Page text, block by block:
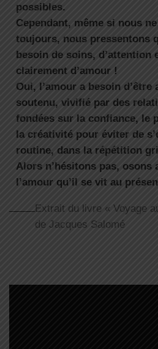
possibles.
Cependant, même si nous
toujours, nous pressentons
besoin de soins, d’attention
clairement d’amour !
Oui, l’amour a besoin d’être
soutenu, vivifié par des
fondées sur la confiance, le
la créativité pour éviter de
routine, dans la répétition
Alors n’hésitons pas, osons
l’amour qu’il se vit au
Extrait du livre « Voyage
de Jacques Salomé